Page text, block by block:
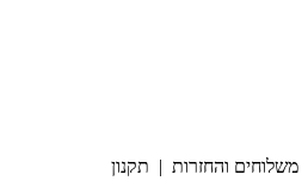
משלוחים והחזרות | תקנון